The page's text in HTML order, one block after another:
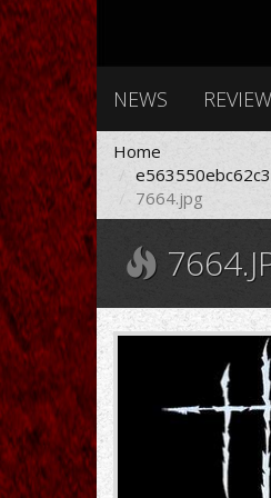
NEWS
Home
7664.jpg